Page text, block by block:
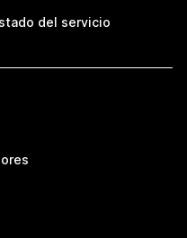
del servicio